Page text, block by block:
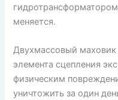
меняется.
Двухмассовый маховик
элемента сцепления
физическим
уничтожить за один